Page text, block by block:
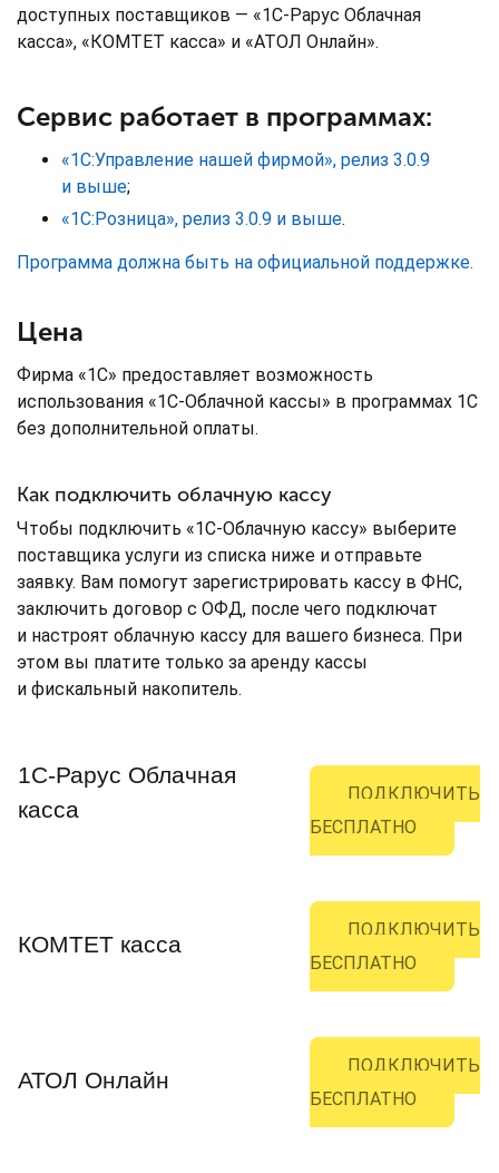
доступных поставщиков — «1С-Рарус Облачная
касса», «КОМТЕТ касса» и «АТОЛ Онлайн».
Сервис работает в программах:
«1C:Управление нашей фирмой», релиз 3.0.9
и выше;
«1С:Розница», релиз 3.0.9 и выше.
Программа должна быть на официальной поддержке.
Цена
Фирма «1С» предоставляет возможность
использования «1С-Облачной кассы» в программах 1С
без дополнительной оплаты.
Как подключить облачную кассу
Чтобы подключить «1С-Облачную кассу» выберите
поставщика услуги из списка ниже и отправьте
заявку. Вам помогут зарегистрировать кассу в ФНС,
заключить договор с ОФД, после чего подключат
и настроят облачную кассу для вашего бизнеса. При
этом вы платите только за аренду кассы
и фискальный накопитель.
1С-Рарус Облачная
касса
ПОДКЛЮЧИТЬ
БЕСПЛАТНО
КОМТЕТ касса
ПОДКЛЮЧИТЬ
БЕСПЛАТНО
АТОЛ Онлайн
ПОДКЛЮЧИТЬ
БЕСПЛАТНО